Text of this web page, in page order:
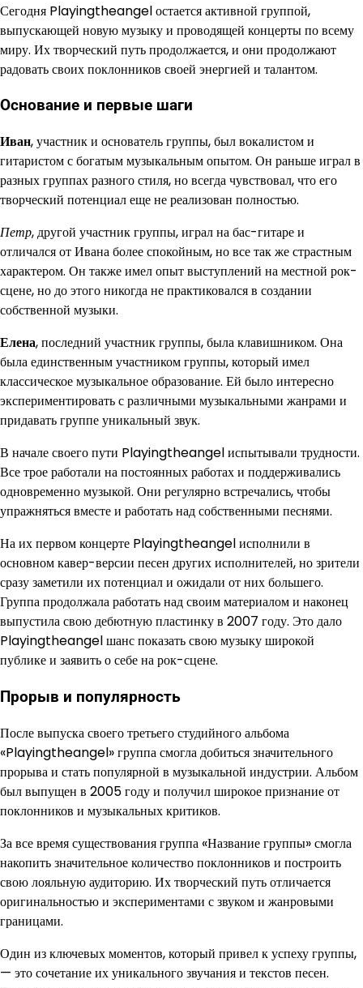
Сегодня Playingtheangel остается активной группой,
выпускающей новую музыку и проводящей концерты по всему
миру. Их творческий путь продолжается, и они продолжают
радовать своих поклонников своей энергией и талантом.
Основание и первые шаги
Иван, участник и основатель группы, был вокалистом и
гитаристом с богатым музыкальным опытом. Он раньше играл в
разных группах разного стиля, но всегда чувствовал, что его
творческий потенциал еще не реализован полностью.
Петр, другой участник группы, играл на бас-гитаре и
отличался от Ивана более спокойным, но все так же страстным
характером. Он также имел опыт выступлений на местной рок-
сцене, но до этого никогда не практиковался в создании
собственной музыки.
Елена, последний участник группы, была клавишником. Она
была единственным участником группы, который имел
классическое музыкальное образование. Ей было интересно
экспериментировать с различными музыкальными жанрами и
придавать группе уникальный звук.
В начале своего пути Playingtheangel испытывали трудности.
Все трое работали на постоянных работах и поддерживались
одновременно музыкой. Они регулярно встречались, чтобы
упражняться вместе и работать над собственными песнями.
На их первом концерте Playingtheangel исполнили в
основном кавер-версии песен других исполнителей, но зрители
сразу заметили их потенциал и ожидали от них большего.
Группа продолжала работать над своим материалом и наконец
выпустила свою дебютную пластинку в 2007 году. Это дало
Playingtheangel шанс показать свою музыку широкой
публике и заявить о себе на рок-сцене.
Прорыв и популярность
После выпуска своего третьего студийного альбома
«Playingtheangel» группа смогла добиться значительного
прорыва и стать популярной в музыкальной индустрии. Альбом
был выпущен в 2005 году и получил широкое признание от
поклонников и музыкальных критиков.
За все время существования группа «Название группы» смогла
накопить значительное количество поклонников и построить
свою лояльную аудиторию. Их творческий путь отличается
оригинальностью и экспериментами с звуком и жанровыми
границами.
Один из ключевых моментов, который привел к успеху группы,
— это сочетание их уникального звучания и текстов песен.